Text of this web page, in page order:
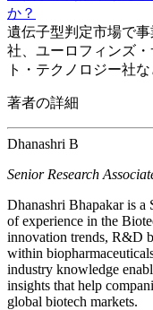
か？
遺伝子型判定市場で
社、ユーロフィンズ
ト・テクノロジー社な
著者の詳細
Dhanashri B
Senior Research
Dhanashri Bhapakar is a
of experience in the
innovation trends, R&D
within
industry knowledge
insights that help
global biotech markets.